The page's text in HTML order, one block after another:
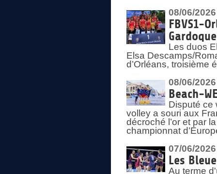
08/06/2026
FBVS1-
Les duos
Elsa Descamps/
d’Orléans, troisième
08/06/2026
Beach-
Disputé ce
volley a souri aux
décroché l’or et par
championnat
07/06/2026
Les
Au terme